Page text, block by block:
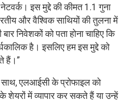
इस मुद्दे की कीमत 1.1 गुना
और वैश्विक साथियों की तुलना में
निवेशकों को पता होना चाहिए कि
है। इसलिए हम इस मुद्दे को
हैं।”
एलआईसी के प्रोफाइल को
शेयरों में व्यापार कर सकते हैं या उन्हें